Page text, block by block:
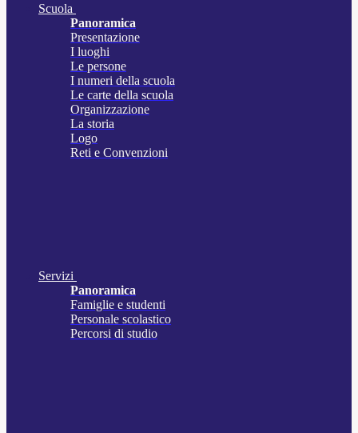
Scuola
Panoramica
Presentazione
I luoghi
Le persone
I numeri della scuola
Le carte della scuola
Organizzazione
La storia
Logo
Reti e Convenzioni
Servizi
Panoramica
Famiglie e studenti
Personale scolastico
Percorsi di studio